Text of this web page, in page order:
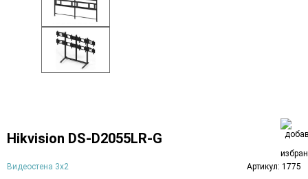
Hikvision DS-D2055LR-G
Видеостена 3х2 Артикул: 1775